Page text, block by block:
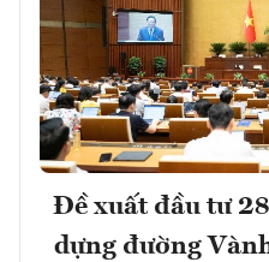
Đề xuất đầu tư
dựng đường